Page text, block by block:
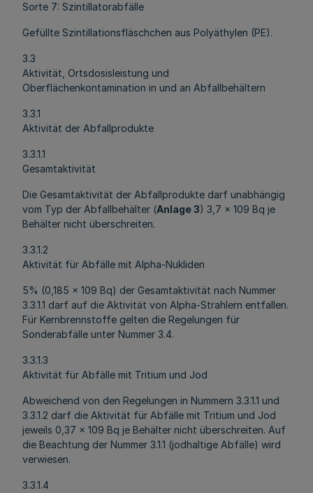
Sorte 7: Szintillatorabfälle
Gefüllte Szintillationsfläschchen aus Polyäthylen (PE).
3.3
Aktivität, Ortsdosisleistung und
Oberflächenkontamination in und an Abfallbehältern
3.3.1
Aktivität der Abfallprodukte
3.3.1.1
Gesamtaktivität
Die Gesamtaktivität der Abfallprodukte darf unabhängig
vom Typ der Abfallbehälter (Anlage 3) 3,7 x 109 Bq je
Behälter nicht überschreiten.
3.3.1.2
Aktivität für Abfälle mit Alpha-Nukliden
5% (0,185 x 109 Bq) der Gesamtaktivität nach Nummer
3.3.1.1 darf auf die Aktivität von Alpha-Strahlern entfallen.
Für Kernbrennstoffe gelten die Regelungen für
Sonderabfälle unter Nummer 3.4.
3.3.1.3
Aktivität für Abfälle mit Tritium und Jod
Abweichend von den Regelungen in Nummern 3.3.1.1 und
3.3.1.2 darf die Aktivität für Abfälle mit Tritium und Jod
jeweils 0,37 x 109 Bq je Behälter nicht überschreiten. Auf
die Beachtung der Nummer 3.1.1 (jodhaltige Abfälle) wird
verwiesen.
3.3.1.4